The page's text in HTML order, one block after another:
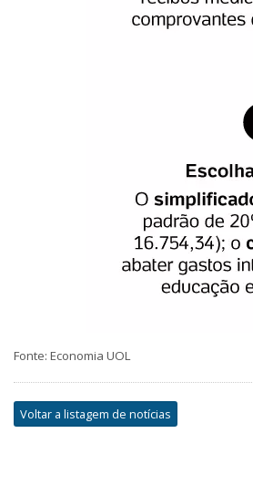
Fonte: Economia UOL
Voltar a listagem de notícias